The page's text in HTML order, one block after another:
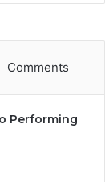
Comments
Performing